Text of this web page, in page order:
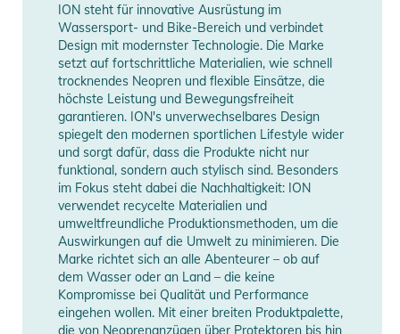
Farbe black
Manufacturer
Information
Herstellerangaben
anzeigen
ION steht für innovative Ausrüstung im
Wassersport- und Bike-Bereich und verbindet
Design mit modernster Technologie. Die Marke
setzt auf fortschrittliche Materialien, wie schnell
trocknendes Neopren und flexible Einsätze, die
höchste Leistung und Bewegungsfreiheit
garantieren. ION's unverwechselbares Design
spiegelt den modernen sportlichen Lifestyle wider
und sorgt dafür, dass die Produkte nicht nur
funktional, sondern auch stylisch sind. Besonders
im Fokus steht dabei die Nachhaltigkeit: ION
verwendet recycelte Materialien und
umweltfreundliche Produktionsmethoden, um die
Auswirkungen auf die Umwelt zu minimieren. Die
Marke richtet sich an alle Abenteurer – ob auf
dem Wasser oder an Land – die keine
Kompromisse bei Qualität und Performance
eingehen wollen. Mit einer breiten Produktpalette,
die von Neoprenanzügen über Protektoren bis hin